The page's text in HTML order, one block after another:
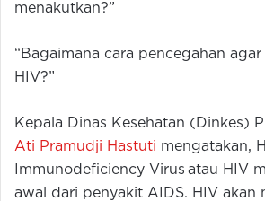
menakutkan?”
“Bagaimana cara pencegahan
HIV?”
Kepala Dinas Kesehatan (Dinkes)
Ati Pramudji Hastuti mengatakan,
Immunodeficiency Virus atau HIV
awal dari penyakit AIDS. HIV akan